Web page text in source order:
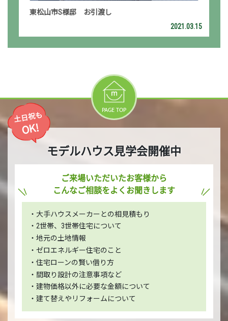
東松山市S様邸 お引渡し
2021.03.15
PAGE TOP
土日祝も
OK!
モデルハウス見学会開催中
ご来場いただいたお客様から
こんなご相談をよくお聞きします
・大手ハウスメーカーとの相見積もり
・2世帯、3世帯住宅について
・地元の土地情報
・ゼロエネルギー住宅のこと
・住宅ローンの賢い借り方
・間取り設計の注意事項など
・建物価格以外に必要な金額について
・建て替えやリフォームについて